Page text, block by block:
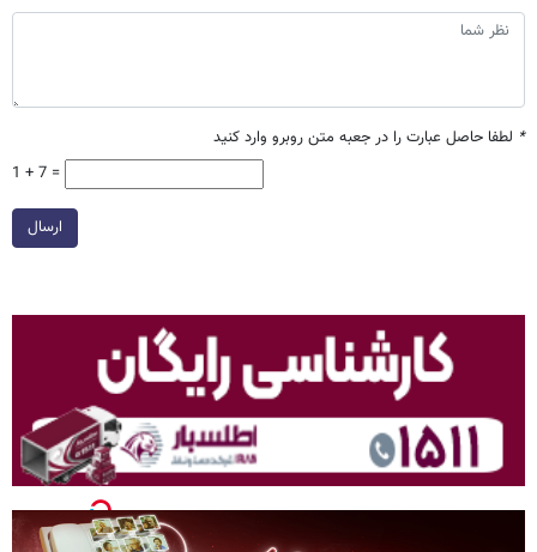
* لطفا حاصل عبارت را در جعبه متن روبرو وارد کنید
1 + 7 =
ارسال